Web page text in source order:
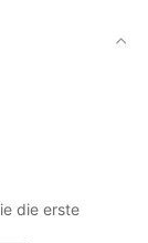
die erste